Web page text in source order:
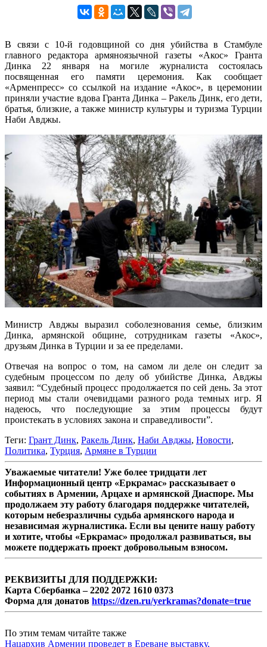
В связи с 10-й годовщиной со дня убийства в Стамбуле
главного редактора армяноязычной газеты «Акос» Гранта
Динка 22 января на могиле журналиста состоялась
посвященная его памяти церемония. Как сообщает
«Арменпресс» со ссылкой на издание «Акос», в церемонии
приняли участие вдова Гранта Динка – Ракель Динк, его дети,
братья, близкие, а также министр культуры и туризма Турции
Наби Авджы.
Министр Авджы выразил соболезнования семье, близким
Динка, армянской общине, сотрудникам газеты «Акос»,
друзьям Динка в Турции и за ее пределами.
Отвечая на вопрос о том, на самом ли деле он следит за
судебным процессом по делу об убийстве Динка, Авджы
заявил: “Судебный процесс продолжается по сей день. За этот
период мы стали очевидцами разного рода темных игр. Я
надеюсь, что последующие за этим процессы будут
проистекать в условиях закона и справедливости”.
Теги: Грант Динк, Ракель Динк, Наби Авджы, Новости,
Политика, Турция, Армяне в Турции
Уважаемые читатели! Уже более тридцати лет
Информационный центр «Еркрамас» рассказывает о
событиях в Армении, Арцахе и армянской Диаспоре. Мы
продолжаем эту работу благодаря поддержке читателей,
которым небезразличны судьба армянского народа и
независимая журналистика. Если вы цените нашу работу
и хотите, чтобы «Еркрамас» продолжал развиваться, вы
можете поддержать проект добровольным взносом.
РЕКВИЗИТЫ ДЛЯ ПОДДЕРЖКИ:
Карта Сбербанка – 2202 2072 1610 0373
Форма для донатов https://dzen.ru/yerkramas?donate=true
По этим темам читайте также
Нацархив Армении проведет в Ереване выставку,